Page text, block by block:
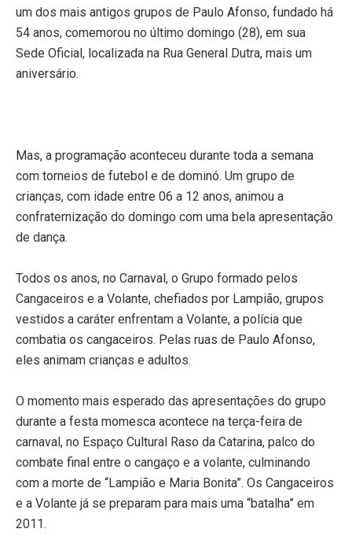
um dos mais antigos grupos de Paulo Afonso, fundado há
54 anos, comemorou no último domingo (28), em sua
Sede Oficial, localizada na Rua General Dutra, mais um
aniversário.
Mas, a programação aconteceu durante toda a semana
com torneios de futebol e de dominó. Um grupo de
crianças, com idade entre 06 a 12 anos, animou a
confraternização do domingo com uma bela apresentação
de dança.
Todos os anos, no Carnaval, o Grupo formado pelos
Cangaceiros e a Volante, chefiados por Lampião, grupos
vestidos a caráter enfrentam a Volante, a polícia que
combatia os cangaceiros. Pelas ruas de Paulo Afonso,
eles animam crianças e adultos.
O momento mais esperado das apresentações do grupo
durante a festa momesca acontece na terça-feira de
carnaval, no Espaço Cultural Raso da Catarina, palco do
combate final entre o cangaço e a volante, culminando
com a morte de “Lampião e Maria Bonita”. Os Cangaceiros
e a Volante já se preparam para mais uma “batalha” em
2011.